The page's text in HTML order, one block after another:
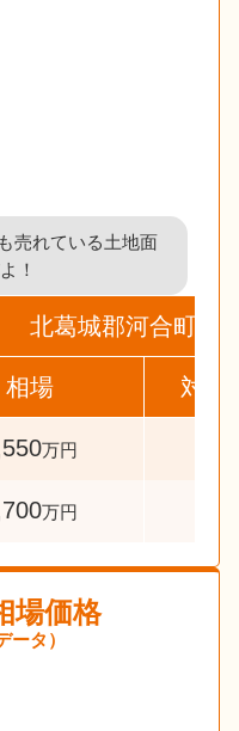
売れている土地面
！
北葛城郡河合町
相場 対象
万円
万円
場価格
ータ）